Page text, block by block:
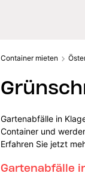
Container mieten
Gartenabfälle in
Container und
Erfahren Sie jetzt
Gartenabfälle